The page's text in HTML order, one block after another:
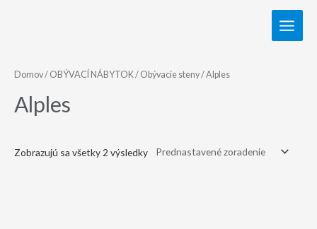
Domov/ OBÝVACÍ NÁBYTOK/ Obývacie steny/ Alples
Alples
Zobrazujú sa všetky 2 výsledky